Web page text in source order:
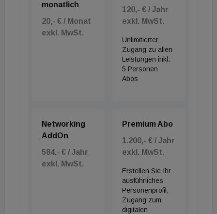
monatlich
20,- € / Monat
exkl. MwSt.
120,- € / Jahr
exkl. MwSt.
Unlimitierter
Zugang zu allen
Leistungen inkl.
5 Personen
Abos
Networking
AddOn
584,- € / Jahr
exkl. MwSt.
Premium Abo
1.200,- € / Jahr
exkl. MwSt.
Erstellen Sie Ihr
ausführliches
Personenprofil,
Zugang zum
digitalen